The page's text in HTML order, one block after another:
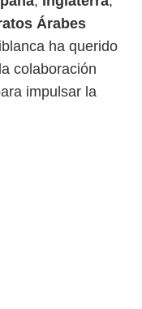
Árabes
ha querido
colaboración
impulsar la